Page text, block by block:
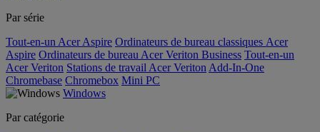
Par série
Tout-en-un Acer Aspire Ordinateurs de bureau classiques Acer
Aspire Ordinateurs de bureau Acer Veriton Business Tout-en-un
Acer Veriton Stations de travail Acer Veriton Add-In-One
Chromebase Chromebox Mini PC
Windows
Par catégorie